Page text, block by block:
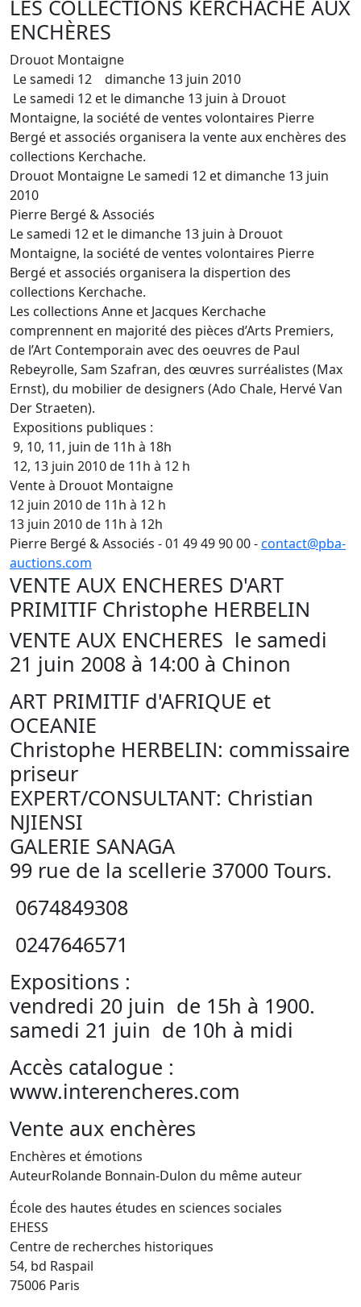
LES COLLECTIONS KERCHACHE AUX
ENCHÈRES
Drouot Montaigne
Le samedi 12 dimanche 13 juin 2010
Le samedi 12 et le dimanche 13 juin à Drouot
Montaigne, la société de ventes volontaires Pierre
Bergé et associés organisera la vente aux enchères des
collections Kerchache.
Drouot Montaigne Le samedi 12 et dimanche 13 juin
2010
Pierre Bergé & Associés
Le samedi 12 et le dimanche 13 juin à Drouot
Montaigne, la société de ventes volontaires Pierre
Bergé et associés organisera la dispertion des
collections Kerchache.
Les collections Anne et Jacques Kerchache
comprennent en majorité des pièces d’Arts Premiers,
de l’Art Contemporain avec des oeuvres de Paul
Rebeyrolle, Sam Szafran, des œuvres surréalistes (Max
Ernst), du mobilier de designers (Ado Chale, Hervé Van
Der Straeten).
Expositions publiques :
9, 10, 11, juin de 11h à 18h
12, 13 juin 2010 de 11h à 12 h
Vente à Drouot Montaigne
12 juin 2010 de 11h à 12 h
13 juin 2010 de 11h à 12h
Pierre Bergé & Associés - 01 49 49 90 00 -contact@pba-
auctions.com
VENTE AUX ENCHERES D'ART
PRIMITIF Christophe HERBELIN
VENTE AUX ENCHERES le samedi
21 juin 2008 à 14:00 à Chinon
ART PRIMITIF d'AFRIQUE et
OCEANIE
Christophe HERBELIN: commissaire
priseur
EXPERT/CONSULTANT: Christian
NJIENSI
GALERIE SANAGA
99 rue de la scellerie 37000 Tours.
0674849308
0247646571
Expositions :
vendredi 20 juin de 15h à 1900.
samedi 21 juin de 10h à midi
Accès catalogue :
www.interencheres.com
Vente aux enchères
Enchères et émotions
AuteurRolande Bonnain-Dulon du même auteur
École des hautes études en sciences sociales
EHESS
Centre de recherches historiques
54, bd Raspail
75006 Paris